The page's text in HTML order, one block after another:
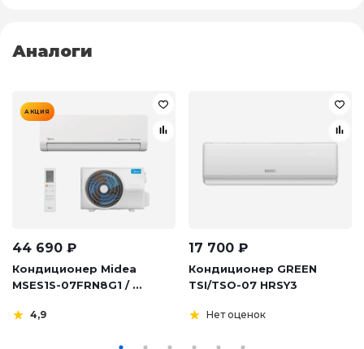
Аналоги
АКЦИЯ
44 690 ₽
Кондиционер Midea
MSES1S-07FRN8G1 / ...
4,9
17 700 ₽
Кондиционер GREEN
TSI/TSO-07 HRSY3
Нет оценок